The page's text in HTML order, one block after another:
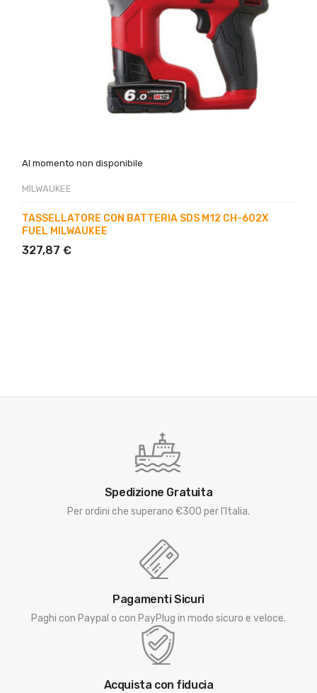
Al momento non disponibile
MILWAUKEE
TASSELLATORE CON BATTERIA SDS M12 CH-602X
FUEL MILWAUKEE
327,87 €
Spedizione Gratuita
Per ordini che superano €300 per l'Italia.
Pagamenti Sicuri
Paghi con Paypal o con PayPlug in modo sicuro e veloce.
Acquista con fiducia